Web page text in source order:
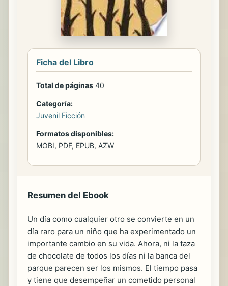
Ficha del Libro
Total de páginas 40
Categoría:
Juvenil Ficción
Formatos disponibles:
MOBI, PDF, EPUB, AZW
Resumen del Ebook
Un día como cualquier otro se convierte en un
día raro para un niño que ha experimentado un
importante cambio en su vida. Ahora, ni la taza
de chocolate de todos los días ni la banca del
parque parecen ser los mismos. El tiempo pasa
y tiene que desempeñar un cometido personal